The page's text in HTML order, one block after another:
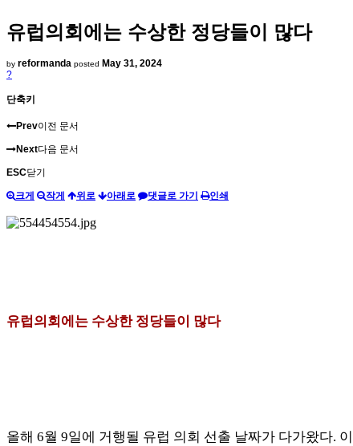
유럽의회에는 수상한 정당들이 많다
by reformanda posted May 31, 2024
?
단축키
Prev이전 문서
Next다음 문서
ESC닫기
크게 작게 위로 아래로 댓글로 가기 인쇄
유럽의회에는 수상한 정당들이 많다
올해 6월 9일에 거행될 유럽 의회 선출 날짜가 다가왔다.